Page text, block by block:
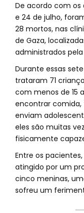
De acordo com os
e 24 de julho,
28 mortos, nas
de Gaza,
administrados pela
Durante essas
trataram 71
com menos de 15
encontrar
enviam
eles são muitas
fisicamente
Entre os
atingido por um
cinco meninas,
sofreu um